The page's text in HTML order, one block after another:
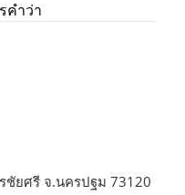
คำว่า
ยศรี จ.นครปฐม 73120